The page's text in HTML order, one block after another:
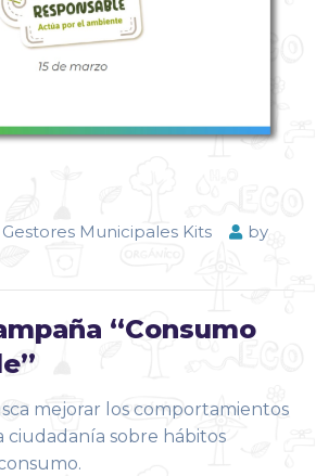
Gestores Municipales Kits
by
“Consumo
mejorar los comportamientos
ciudadanía sobre hábitos